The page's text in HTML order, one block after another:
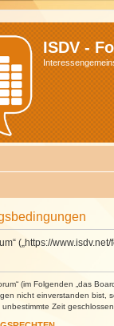
ISDV -
(„https://
(im Folgenden „das
nicht einverstanden bist,
Zeit